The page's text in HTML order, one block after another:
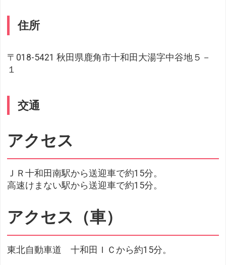
住所
〒018-5421 秋田県鹿角市十和田大湯字中谷地５－
１
交通
アクセス
ＪＲ十和田南駅から送迎車で約15分。
高速けまない駅から送迎車で約15分。
アクセス（車）
東北自動車道 十和田ＩＣから約15分。